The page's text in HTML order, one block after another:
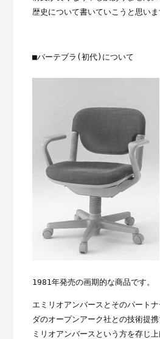
歴史について書いていこうと思いま
■バーテブラ(初代)について
1981年発売の画期的な商品です。
エミリオアンバースとそのパート
ダのオープンアーク社との技術提
ミリオアンバースという方を存じ